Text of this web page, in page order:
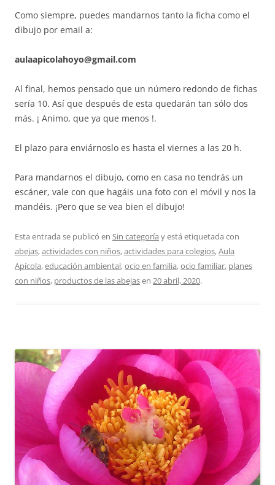
Como siempre, puedes mandarnos tanto la ficha como el
dibujo por email a:
aulaapicolahoyo@gmail.com
Al final, hemos pensado que un número redondo de fichas
sería 10. Así que después de esta quedarán tan sólo dos
más. ¡ Animo, que ya que menos !.
El plazo para enviárnoslo es hasta el viernes a las 20 h.
Para mandarnos el dibujo, como en casa no tendrás un
escáner, vale con que hagáis una foto con el móvil y nos la
mandéis. ¡Pero que se vea bien el dibujo!
Esta entrada se publicó en Sin categoría y está etiquetada con
abejas,actividades con niños,actividades para colegios,Aula
Apícola,educación ambiental,ocio en familia,ocio familiar, planes
con niños, productos de las abejasen 20 abril, 2020.